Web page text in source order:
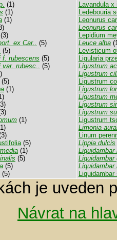
(1)
(1)
(1)
(3)
ex Car.. (5)
(5)
f. rubescens (5)
var. rubesc.. (5)
(5)
(1)
(1)
(5)
(1)
(5)
(5)
(5)
Lavandula x
Ledebouria
Leonurus
Leonurus
Lepidium
Leuce alba
Levisticum
Ligularia
Ligustrum
Ligustrum
Ligustrum
Ligustrum
Ligustrum
Ligustrum
Ligustrum
Ligustrum
Limonia
Linum
Lippia dulcis
Liquidambar
Liquidambar
Liquidambar
je uveden
Návrat na